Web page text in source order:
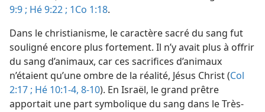
9:9 ; Hé 9:22 ; 1Co 1:18.
Dans le christianisme, le caractère sacré du sang fut
souligné encore plus fortement. Il n’y avait plus à offrir
du sang d’animaux, car ces sacrifices d’animaux
n’étaient qu’une ombre de la réalité, Jésus Christ (Col
2:17 ; Hé 10:1-4, 8-10). En Israël, le grand prêtre
apportait une part symbolique du sang dans le Très-